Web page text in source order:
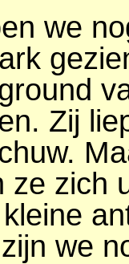
we
Zij
ze zich
we